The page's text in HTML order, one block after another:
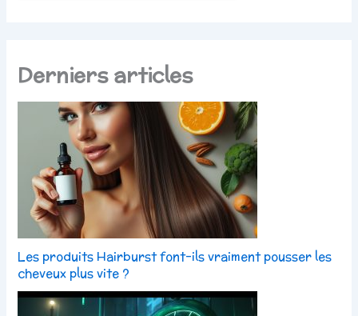
Derniers articles
Les produits Hairburst font-ils vraiment pousser les
cheveux plus vite ?